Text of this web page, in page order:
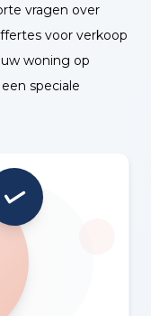
vragen over
voor verkoop
woning op
speciale